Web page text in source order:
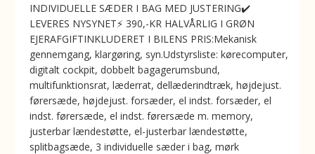
INDIVIDUELLE SÆDER I BAG MED JUSTERING✔️
LEVERES NYSYNET⚡️ 390,-KR HALVÅRLIG I GRØN
EJERAFGIFTINKLUDERET I BILENS PRIS:Mekanisk
gennemgang, klargøring, syn.Udstyrsliste: kørecomputer,
digitalt cockpit, dobbelt bagagerumsbund,
multifunktionsrat, læderrat, dellæderindtræk, højdejust.
førersæde, højdejust. forsæder, el indst. forsæder, el
indst. førersæde, el indst. førersæde m. memory,
justerbar lændestøtte, el-justerbar lændestøtte,
splitbagsæde, 3 individuelle sæder i bag, mørk